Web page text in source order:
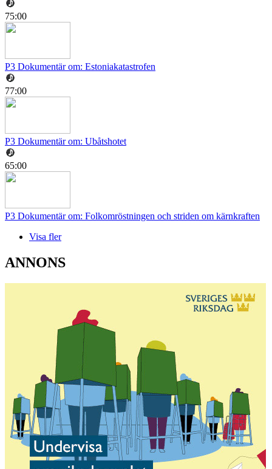
75:00
P3 Dokumentär om: Estoniakatastrofen
77:00
P3 Dokumentär om: Ubåtshotet
65:00
P3 Dokumentär om: Folkomröstningen och striden om kärnkraften
Visa fler
ANNONS